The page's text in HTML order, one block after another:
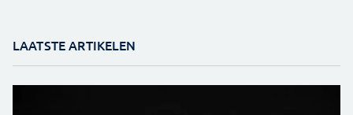
LAATSTE ARTIKELEN